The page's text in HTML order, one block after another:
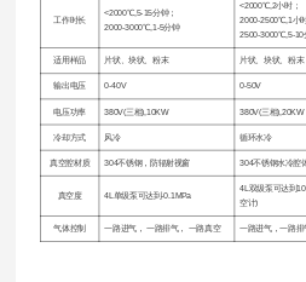
工作时长
<2000℃,5-15分钟；
2000-3000℃,1-5分钟
<2000℃,2小时；
2000-2500℃,1小时
2500-3000℃,5-10
适用样品 片状、块状、粉末 片状、块状、粉末
输出电压 0-40V 0-50V
电压功率 380V(三相),10KW 380V(三相),20KW
冷却方式 风冷 循环水冷
真空腔材质 304不锈钢，防辐射视窗 304不锈钢水冷腔
真空度 4L单级泵可达到-0.1MPa
4L双级泵可达到
空计)
气体控制 一路进气， 一路排气， 一路真空 一路进气，一路排